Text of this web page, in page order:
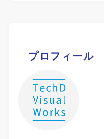
プロフィール